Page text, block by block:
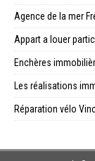
Agence de la mer
Appart a louer
Enchères
Les réalisations
Réparation vélo